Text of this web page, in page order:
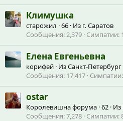
Климушка
старожил ·66 · Из г. Саратов
Сообщения 2,379 Симпатии
Елена Евгеньевна
корифей · ИзСанкт-Петербург
Сообщения 17,417 Симпатии
ostar
Королевишна форума ·62 · Из
Сообщения 7,278 Симпатии